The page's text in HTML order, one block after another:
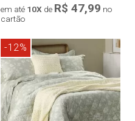
em até 10X de R$ 47,99 no
cartão
Compra rápida
-12%